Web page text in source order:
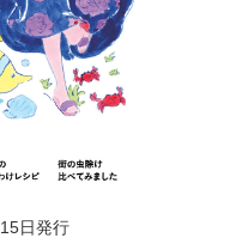
日発行